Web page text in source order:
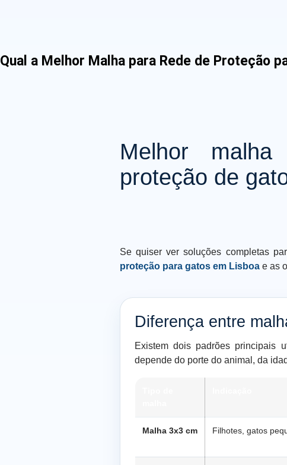
Qual a Melhor Malha para Rede de Proteção
Melhor
proteção de
Se quiser ver soluções completas
proteção para gatos em Lisboa e as
Diferença entre
Existem dois padrões principais
depende do porte do animal, da
Malha 3x3 cm Filhotes, gatos